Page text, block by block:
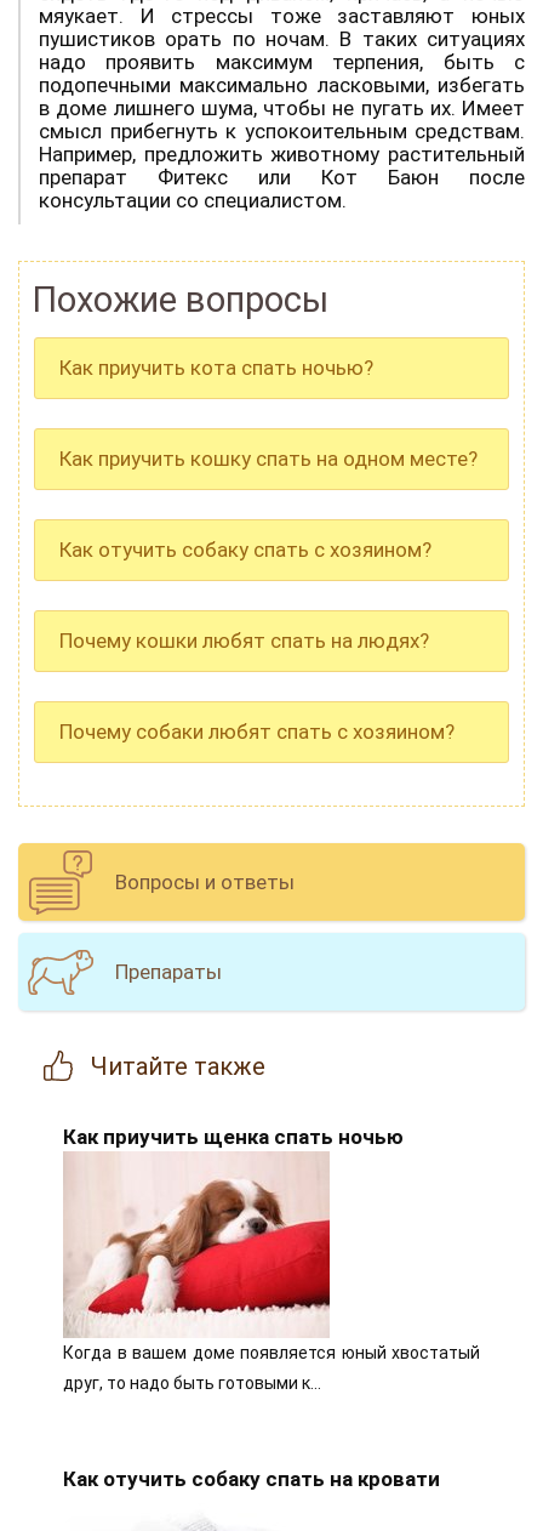
мяукает. И стрессы тоже заставляют юных
пушистиков орать по ночам. В таких ситуациях
надо проявить максимум терпения, быть с
подопечными максимально ласковыми, избегать
в доме лишнего шума, чтобы не пугать их. Имеет
смысл прибегнуть к успокоительным средствам.
Например, предложить животному растительный
препарат Фитекс или Кот Баюн после
консультации со специалистом.
Похожие вопросы
Как приучить кота спать ночью?
Как приучить кошку спать на одном месте?
Как отучить собаку спать с хозяином?
Почему кошки любят спать на людях?
Почему собаки любят спать с хозяином?
Вопросы и ответы
Препараты
Читайте также
Как приучить щенка спать ночью
Когда в вашем доме появляется юный хвостатый
друг, то надо быть готовыми к…
Как отучить собаку спать на кровати